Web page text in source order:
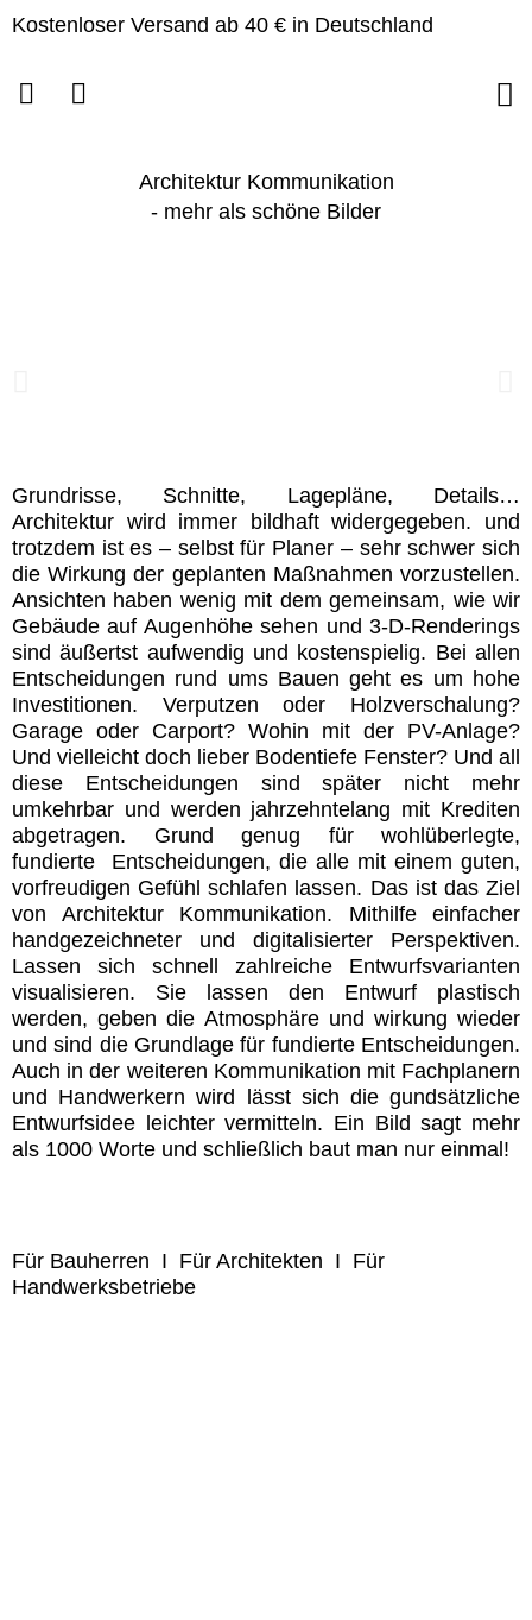
Inhalt
Kostenloser Versand ab 40 € in Deutschland
Architektur Kommunikation
- mehr als schöne Bilder
Grundrisse, Schnitte, Lagepläne, Details…
Architektur wird immer bildhaft widergegeben. und
trotzdem ist es – selbst für Planer – sehr schwer sich
die Wirkung der geplanten Maßnahmen vorzustellen.
Ansichten haben wenig mit dem gemeinsam, wie wir
Gebäude auf Augenhöhe sehen und 3-D-Renderings
sind äußertst aufwendig und kostenspielig. Bei allen
Entscheidungen rund ums Bauen geht es um hohe
Investitionen. Verputzen oder Holzverschalung?
Garage oder Carport? Wohin mit der PV-Anlage?
Und vielleicht doch lieber Bodentiefe Fenster? Und all
diese Entscheidungen sind später nicht mehr
umkehrbar und werden jahrzehntelang mit Krediten
abgetragen. Grund genug für wohlüberlegte,
fundierte Entscheidungen, die alle mit einem guten,
vorfreudigen Gefühl schlafen lassen. Das ist das Ziel
von Architektur Kommunikation. Mithilfe einfacher
handgezeichneter und digitalisierter Perspektiven.
Lassen sich schnell zahlreiche Entwurfsvarianten
visualisieren. Sie lassen den Entwurf plastisch
werden, geben die Atmosphäre und wirkung wieder
und sind die Grundlage für fundierte Entscheidungen.
Auch in der weiteren Kommunikation mit Fachplanern
und Handwerkern wird lässt sich die gundsätzliche
Entwurfsidee leichter vermitteln. Ein Bild sagt mehr
als 1000 Worte und schließlich baut man nur einmal!
Für Bauherren I Für Architekten I Für
Handwerksbetriebe